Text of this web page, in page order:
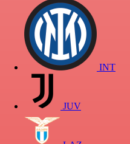
INT
JUV